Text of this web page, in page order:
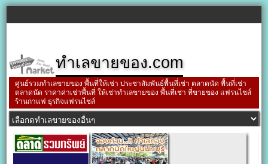
ทำเลขายของ.com
ศูนย์รวมทำเลขายของ พื้นที่ให้เช่า ประชาสัมพันธ์พื้นที่เช่า ตลาดนัด พื้นที่เช่า
ตลาดนัด ราคาค่าเช่าพื้นที่ ให้เช่าทำเลขายของ พื้นที่เช่า ที่ขายของ แฟรนไชส์
ร้านกาแฟ ธุรกิจแฟรนไชส์